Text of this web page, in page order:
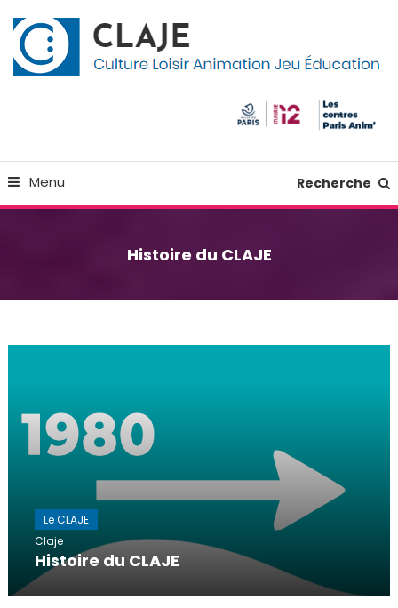
To
Content
Menu Recherche
Histoire du CLAJE
Le CLAJE
Claje
Histoire du CLAJE